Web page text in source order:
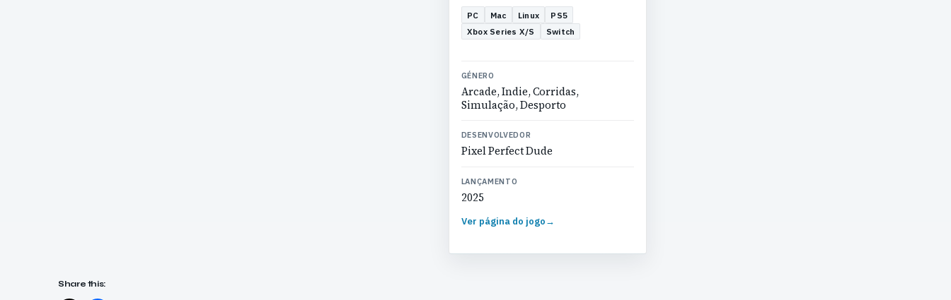
PC Mac Linux
PS5
Xbox Series X/S
Switch
GÉNERO
Arcade, Indie, Corridas,
Simulação, Desporto
DESENVOLVEDOR
Pixel Perfect Dude
LANÇAMENTO
2025
Ver página do jogo→
Share this: